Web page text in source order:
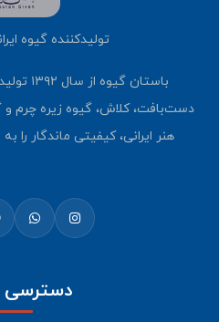
تولیدکننده گیوه
باستان
دست‌بافت، کلاش، گیوه زیره چرم و
هنر ایرانی، کیفیتی ماندگار را
دسترسی